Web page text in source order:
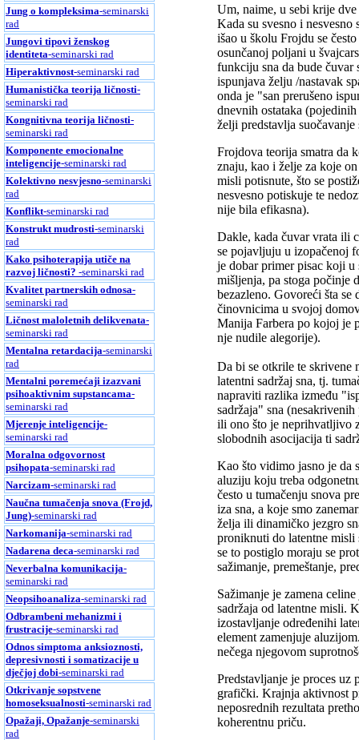
Jung o kompleksima-seminarski
rad
Jungovi tipovi ženskog
identiteta-seminarski rad
Hiperaktivnost-seminarski rad
Humanistička teorija ličnosti-
seminarski rad
Kongnitivna teorija ličnosti-
seminarski rad
Komponente emocionalne
inteligencije-seminarski rad
Kolektivno nesvjesno-seminarski
rad
Konflikt-seminarski rad
Konstrukt mudrosti-seminarski
rad
Kako psihoterapija utiče na
razvoj ličnosti? -seminarski rad
Kvalitet partnerskih odnosa-
seminarski rad
Ličnost maloletnih delikvenata-
seminarski rad
Mentalna retardacija-seminarski
rad
Mentalni poremećaji izazvani
psihoaktivnim supstancama-
seminarski rad
Mjerenje inteligencije-
seminarski rad
Moralna odgovornost
psihopata-seminarski rad
Narcizam-seminarski rad
Naučna tumačenja snova (Frojd,
Jung)-seminarski rad
Narkomanija-seminarski rad
Nadarena deca-seminarski rad
Neverbalna komunikacija-
seminarski rad
Neopsihoanaliza-seminarski rad
Odbrambeni mehanizmi i
frustracije-seminarski rad
Odnos simptoma anksioznosti,
depresivnosti i somatizacije u
dječjoj dobi-seminarski rad
Otkrivanje sopstvene
homoseksualnosti-seminarski rad
Opažaji, Opažanje-seminarski
rad
Um, naime, u sebi krije
Kada su svesno i
išao u školu Frojdu se
osunčanoj poljani u
funkciju sna da bude čuvar
ispunjava želju /nastavak
onda je "san prerušeno
dnevnih ostataka
želji predstavlja
Frojdova teorija smatra da
znaju, kao i želje za koje
misli potisnute, što se
nesvesno potiskuje te
nije bila efikasna).
Dakle, kada čuvar vrata ili
se pojavljuju u izopačenoj
je dobar primer pisac koji u
mišljenja, pa stoga počinje
bezazleno. Govoreći šta
činovnicima u svojoj
Manija Farbera po kojoj je
nje nudile alegorije).
Da bi se otkrile te skrivene
latentni sadržaj sna, tj.
napraviti razlika između
sadržaja" sna
ili ono što je neprihvatljivo
slobodnih asocijacija ti
Kao što vidimo jasno je da
aluziju koju treba
često u tumačenju snova
iza sna, a koje smo
želja ili dinamičko jezgro
proniknuti do latentne
se to postiglo moraju se
sažimanje, premeštanje,
Sažimanje je zamena
sadržaja od latentne misli.
izostavljanje određenihi
element zamenjuje
nečega njegovom
Predstavljanje je proces uz
grafički. Krajnja aktivnost
neposrednih rezultata
koherentnu priču.